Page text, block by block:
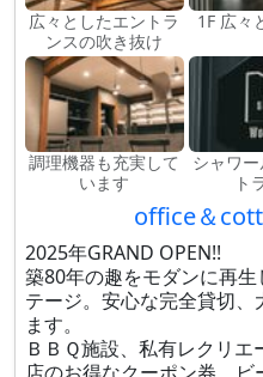
広々としたエントラ
ンスの吹き抜け
1F 広々
調理機器も充実して
います
シャワ
ト
office＆
2025年GRAND OPEN!!
築80年の趣をモダンに再
テージ。安心な完全貸切
ます。
ＢＢＱ施設、私有レクリ